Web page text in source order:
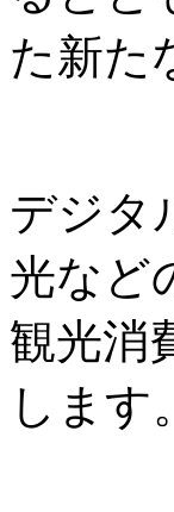
た新た
デジタ
光など
観光消
します。